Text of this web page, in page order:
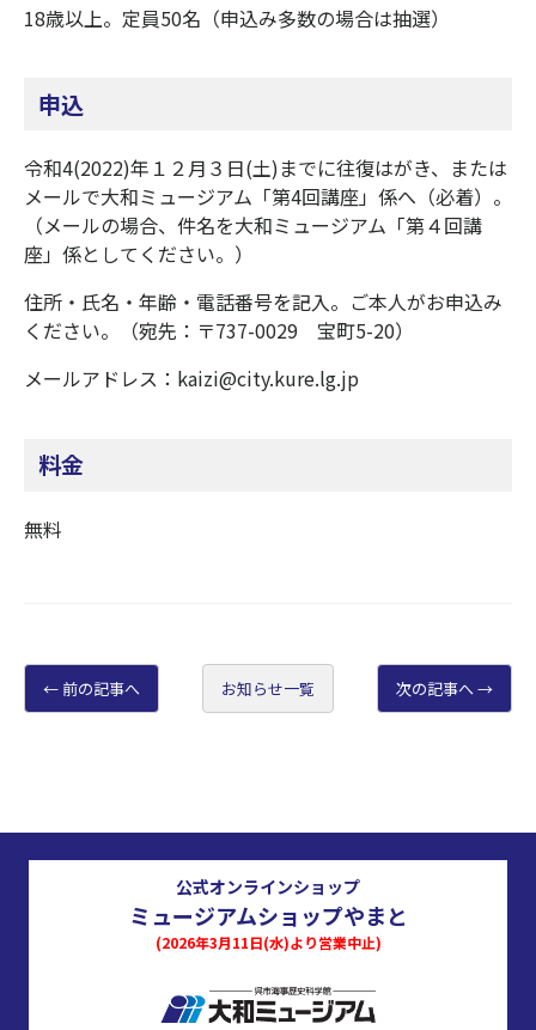
18歳以上。定員50名（申込み多数の場合は抽選）
申込
令和4(2022)年１２月３日(土)までに往復はがき、または
メールで大和ミュージアム「第4回講座」係へ（必着）。
（メールの場合、件名を大和ミュージアム「第４回講
座」係としてください。）
住所・氏名・年齢・電話番号を記入。ご本人がお申込み
ください。（宛先：〒737-0029 宝町5-20）
メールアドレス：kaizi@city.kure.lg.jp
料金
無料
前の記事へ お知らせ一覧 次の記事へ
公式オンラインショップ
ミュージアムショップやまと
(2026年3月11日(水)より営業中止)